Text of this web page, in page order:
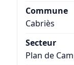
Commune
Cabriès
Secteur
Plan de